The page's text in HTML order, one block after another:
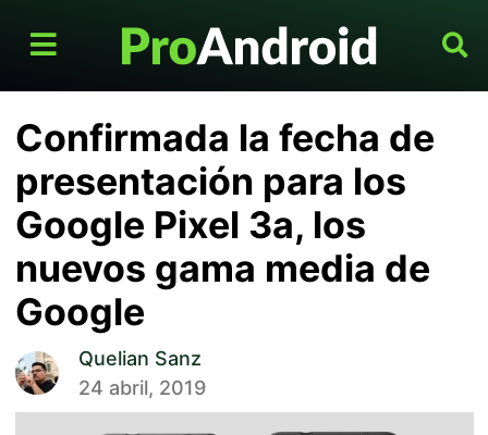
Confirmada la fecha de
presentación para los
Google Pixel 3a, los
nuevos gama media de
Google
Quelian Sanz
24 abril, 2019